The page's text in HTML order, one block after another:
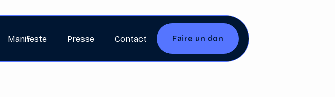
Manifeste Presse Contact Faire un don